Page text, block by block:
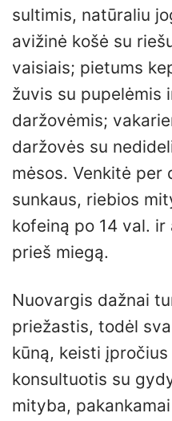
sultimis, natūraliu
avižinė košė su
vaisiais; pietums
žuvis su pupelėmis
daržovėmis;
daržovės su
mėsos. Venkitė per
sunkaus, riebios
kofeiną po 14 val.
prieš miegą.
Nuovargis dažnai
priežastis, todėl
kūną, keisti įpročius
konsultuotis su
mityba,